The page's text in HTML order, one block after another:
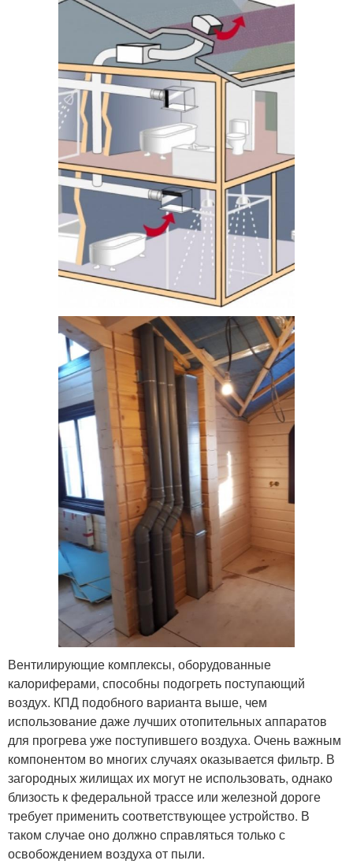
Вентилирующие комплексы, оборудованные
калориферами, способны подогреть поступающий
воздух. КПД подобного варианта выше, чем
использование даже лучших отопительных аппаратов
для прогрева уже поступившего воздуха. Очень важным
компонентом во многих случаях оказывается фильтр. В
загородных жилищах их могут не использовать, однако
близость к федеральной трассе или железной дороге
требует применить соответствующее устройство. В
таком случае оно должно справляться только с
освобождением воздуха от пыли.